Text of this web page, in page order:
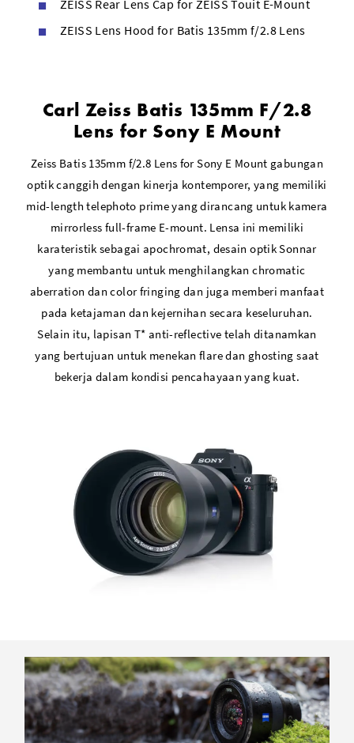
ZEISS Rear Lens Cap for ZEISS Touit E-Mount
ZEISS Lens Hood for Batis 135mm f/2.8 Lens
Carl Zeiss Batis 135mm F/2.8
Lens for Sony E Mount
Zeiss Batis 135mm f/2.8 Lens for Sony E Mount gabungan
optik canggih dengan kinerja kontemporer, yang memiliki
mid-length telephoto prime yang dirancang untuk kamera
mirrorless full-frame E-mount. Lensa ini memiliki
karateristik sebagai apochromat, desain optik Sonnar
yang membantu untuk menghilangkan chromatic
aberration dan color fringing dan juga memberi manfaat
pada ketajaman dan kejernihan secara keseluruhan.
Selain itu, lapisan T* anti-reflective telah ditanamkan
yang bertujuan untuk menekan flare dan ghosting saat
bekerja dalam kondisi pencahayaan yang kuat.